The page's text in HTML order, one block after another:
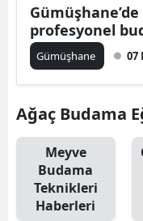
profesyonel
Gümüşhane 07
Ağaç Budama
Meyve
Budama
Teknikleri
Haberleri